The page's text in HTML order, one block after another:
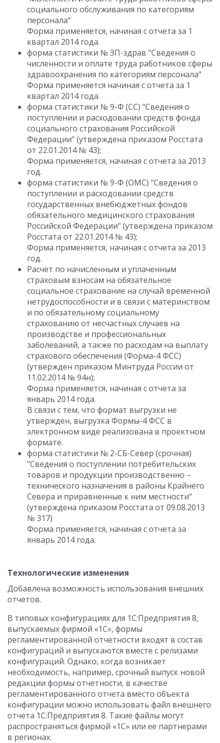
социального обслуживания по категориям
персонала"
Форма применяется, начиная с отчета за 1
квартал 2014 года.
форма статистики № ЗП-здрав "Сведения о
численности и оплате труда работников сферы
здравоохранения по категориям персонала"
Форма применяется начиная с отчета за 1
квартал 2014 года.
форма статистики № 9-Ф (СС) "Сведения о
поступлении и расходовании средств фонда
социального страхования Российской
Федерации" (утверждена приказом Росстата
от 22.01.2014 № 43);
Форма применяется, начиная с отчета за 2013
год.
форма статистики № 9-Ф (ОМС) "Сведения о
поступлении и расходовании средств
государственных внебюджетных фондов
обязательного медицинского страхования
Российской Федерации" (утверждена приказом
Росстата от 22.01.2014 № 43);
Форма применяется, начиная с отчета за 2013
год.
Расчет по начисленным и уплаченным
страховым взносам на обязательное
социальное страхование на случай временной
нетрудоспособности и в связи с материнством
и по обязательному социальному
страхованию от несчастных случаев на
производстве и профессиональных
заболеваний, а также по расходам на выплату
страхового обеспечения (Форма-4 ФСС)
(утвержден приказом Минтруда России от
11.02.2014 № 94н);
Форма применяется, начиная с отчета за
январь 2014 года.
В связи с тем, что формат выгрузки не
утвержден, выгрузка Формы-4 ФСС в
электронном виде реализована в проектном
формате.
форма статистики № 2-СБ-Север (срочная)
"Сведения о поступлении потребительских
товаров и продукции производственно –
технического назначения в районы Крайнего
Севера и приравненные к ним местности"
(утверждена приказом Росстата от 09.08.2013
№ 317)
Форма применяется, начиная с отчета за
январь 2014 года.
Технологические изменения
Добавлена возможность использования внешних
отчетов.
В типовых конфигурациях для 1С:Предприятия 8,
выпускаемых фирмой «1С», формы
регламентированной отчетности входят в состав
конфигураций и выпускаются вместе с релизами
конфигураций. Однако, когда возникает
необходимость, например, срочный выпуск новой
редакции формы отчетности, в качестве
регламентированного отчета вместо объекта
конфигурации можно использовать файл внешнего
отчета 1С:Предприятия 8. Такие файлы могут
распространяться фирмой «1С» или ее партнерами
в регионах.